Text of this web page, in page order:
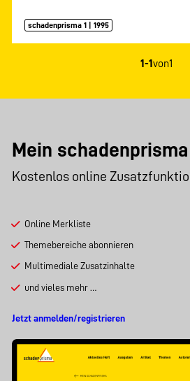
schadenprisma 1 | 1995
1-1von1
Mein schadenprisma
Kostenlos online
Online Merkliste
Themebereiche abonnieren
Multimediale Zusatzinhalte
und vieles mehr …
Jetzt anmelden/registrieren